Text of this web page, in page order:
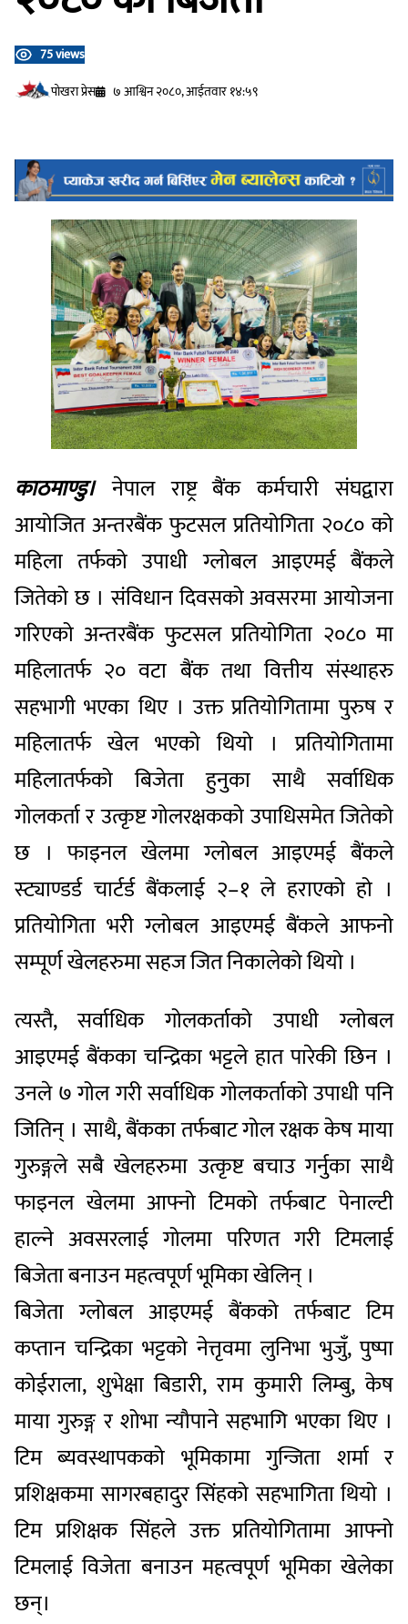
75 views
प‍ोखरा प्रेस
७ आश्विन २०८०, आईतवार १४:५९
काठमाण्डु।नेपाल राष्ट्र बैंक कर्मचारी संघद्वारा
आयोजित अन्तरबैंक फुटसल प्रतियोगिता २०८० को
महिला तर्फको उपाधी ग्लोबल आइएमई बैंकले
जितेको छ । संविधान दिवसको अवसरमा आयोजना
गरिएको अन्तरबैंक फुटसल प्रतियोगिता २०८० मा
महिलातर्फ २० वटा बैंक तथा वित्तीय संस्थाहरु
सहभागी भएका थिए । उक्त प्रतियोगितामा पुरुष र
महिलातर्फ खेल भएको थियो । प्रतियोगितामा
महिलातर्फको बिजेता हुनुका साथै सर्वाधिक
गोलकर्ता र उत्कृष्ट गोलरक्षकको उपाधिसमेत जितेको
छ । फाइनल खेलमा ग्लोबल आइएमई बैंकले
स्ट्याण्डर्ड चार्टर्ड बैंकलाई २–१ ले हराएको हो ।
प्रतियोगिता भरी ग्लोबल आइएमई बैंकले आफनो
सम्पूर्ण खेलहरुमा सहज जित निकालेको थियो ।
त्यस्तै, सर्वाधिक गोलकर्ताको उपाधी ग्लोबल
आइएमई बैंकका चन्द्रिका भट्टले हात पारेकी छिन ।
उनले ७ गोल गरी सर्वाधिक गोलकर्ताको उपाधी पनि
जितिन् । साथै, बैंकका तर्फबाट गोल रक्षक केष माया
गुरुङ्गले सबै खेलहरुमा उत्कृष्ट बचाउ गर्नुका साथै
फाइनल खेलमा आफ्नो टिमको तर्फबाट पेनाल्टी
हाल्ने अवसरलाई गोलमा परिणत गरी टिमलाई
बिजेता बनाउन महत्वपूर्ण भूमिका खेलिन् ।
बिजेता ग्लोबल आइएमई बैंकको तर्फबाट टिम
कप्तान चन्द्रिका भट्टको नेत्तृवमा लुनिभा भुजुँ, पुष्पा
कोईराला, शुभेक्षा बिडारी, राम कुमारी लिम्बु, केष
माया गुरुङ्ग र शोभा न्यौपाने सहभागि भएका थिए ।
टिम ब्यवस्थापकको भूमिकामा गुन्जिता शर्मा र
प्रशिक्षकमा सागरबहादुर सिंहको सहभागिता थियो ।
टिम प्रशिक्षक सिंहले उक्त प्रतियोगितामा आफ्नो
टिमलाई विजेता बनाउन महत्वपूर्ण भूमिका खेलेका
छन्।